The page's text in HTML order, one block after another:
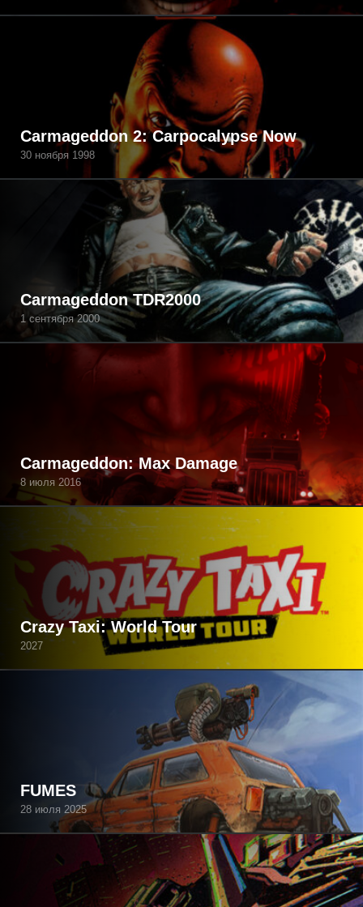
Carmageddon 2: Carpocalypse Now
30 ноября 1998
Carmageddon TDR2000
1 сентября 2000
Carmageddon: Max Damage
8 июля 2016
Crazy Taxi: World Tour
2027
FUMES
28 июля 2025